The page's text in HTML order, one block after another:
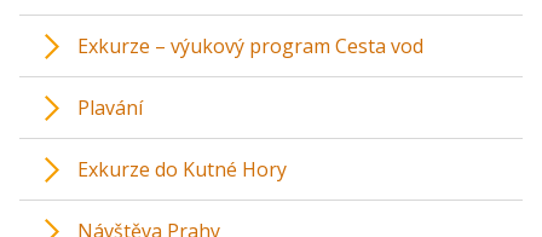
Exkurze – výukový program Cesta vod
Plavání
Exkurze do Kutné Hory
Návštěva Prahy